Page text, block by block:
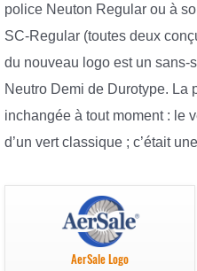
police Neuton Regular ou à
SC-Regular (toutes deux
du nouveau logo est un
Neutro Demi de Durotype. La
inchangée à tout moment : le
d’un vert classique ; c’était
AerSale Logo